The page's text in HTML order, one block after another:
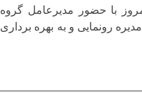
با حضور مدیرعامل گروه
رونمایی و به بهره برداری